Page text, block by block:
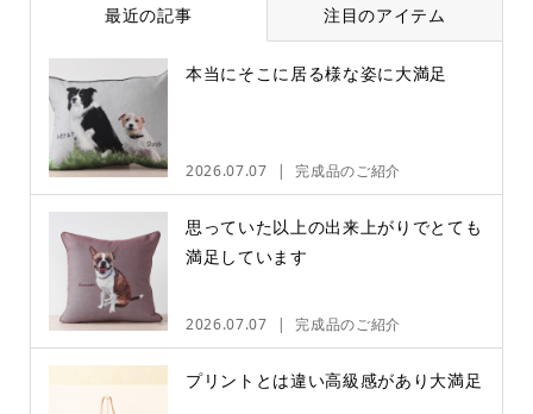
最近の記事 注目のアイテム
本当にそこに居る様な姿に大満足
2026.07.07 完成品のご紹介
思っていた以上の出来上がりでとても
満足しています
2026.07.07 完成品のご紹介
プリントとは違い高級感があり大満足